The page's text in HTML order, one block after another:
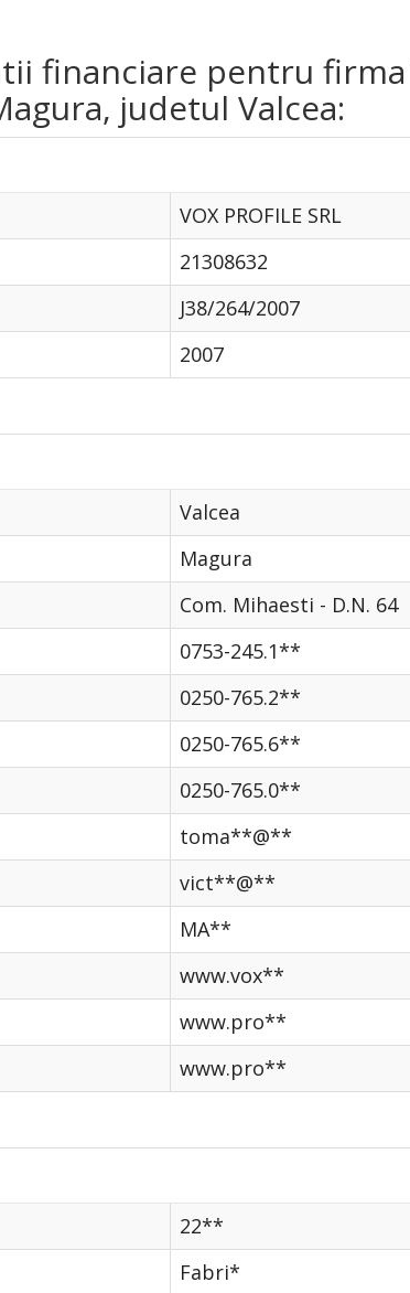
pentru firma
judetul Valcea:
VOX PROFILE SRL
21308632
J38/264/2007
2007
Valcea
Magura
Com. Mihaesti - D.N. 64
0753-245.1**
0250-765.2**
0250-765.6**
0250-765.0**
toma**@**
vict**@**
MA**
www.vox**
www.pro**
www.pro**
22**
Fabri*